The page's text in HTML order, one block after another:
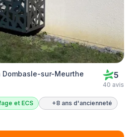
sur-Meurthe 5
40 avis
et ECS
+8 ans d'ancienneté